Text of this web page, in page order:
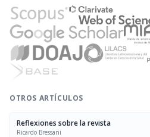
OTROS ARTÍCULOS
Reflexiones sobre la revista
Ricardo Bressani